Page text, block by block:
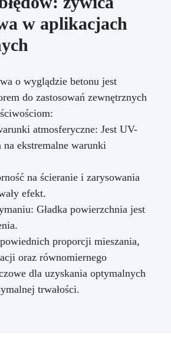
w aplikacjach
o wyglądzie betonu jest
do zastosowań zewnętrznych
atmosferyczne: Jest UV-
ekstremalne warunki
na ścieranie i zarysowania
efekt.
Gładka powierzchnia jest
proporcji mieszania,
oraz równomiernego
dla uzyskania optymalnych
trwałości.